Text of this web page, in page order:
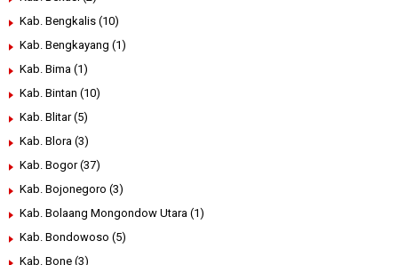
Kab. Bengkalis (10)
Kab. Bengkayang (1)
Kab. Bima (1)
Kab. Bintan (10)
Kab. Blitar (5)
Kab. Blora (3)
Kab. Bogor (37)
Kab. Bojonegoro (3)
Kab. Bolaang Mongondow Utara (1)
Kab. Bondowoso (5)
Kab. Bone (3)